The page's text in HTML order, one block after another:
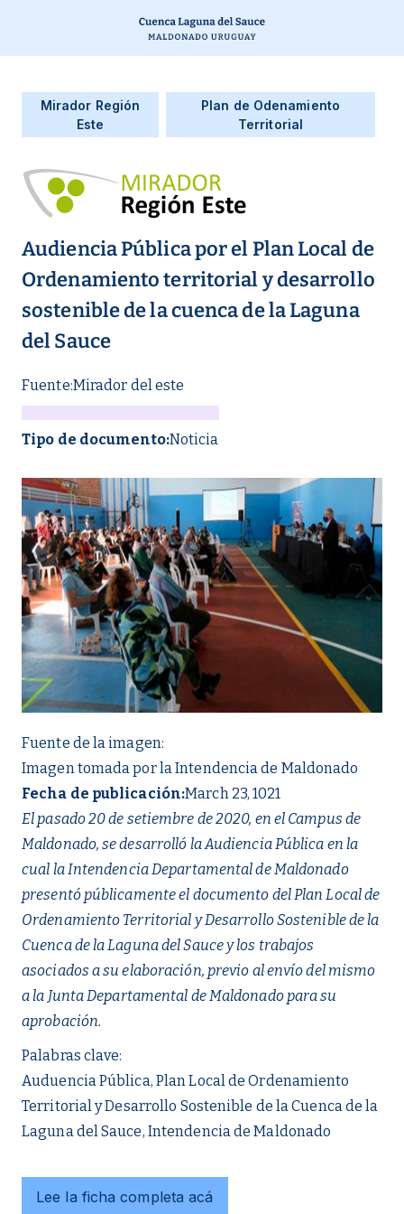
Mirador Región
Este
Plan de Odenamiento
Territorial
Audiencia Pública por el Plan Local de
Ordenamiento territorial y desarrollo
sostenible de la cuenca de la Laguna
del Sauce
Fuente:Mirador del este
Tipo de documento:Noticia
Fuente de la imagen:
Imagen tomada por la Intendencia de Maldonado
Fecha de publicación:March 23, 1021
El pasado 20 de setiembre de 2020, en el Campus de
Maldonado, se desarrolló la Audiencia Pública en la
cual la Intendencia Departamental de Maldonado
presentó públicamente el documento del Plan Local de
Ordenamiento Territorial y Desarrollo Sostenible de la
Cuenca de la Laguna del Sauce y los trabajos
asociados a su elaboración, previo al envío del mismo
a la Junta Departamental de Maldonado para su
aprobación.
Palabras clave:
Auduencia Pública, Plan Local de Ordenamiento
Territorial y Desarrollo Sostenible de la Cuenca de la
Laguna del Sauce, Intendencia de Maldonado
Lee la ficha completa acá